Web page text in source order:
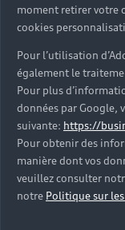
Service ?
Avec Audi
expertise haut
formés en
offrir un
services et
besoins.
moment retirer votre
cookies
Pour l’utilisation
également le
Pour plus
données par Google,
suivante: https://
Pour obtenir des
manière dont vos
veuillez consulter
notre Politique sur